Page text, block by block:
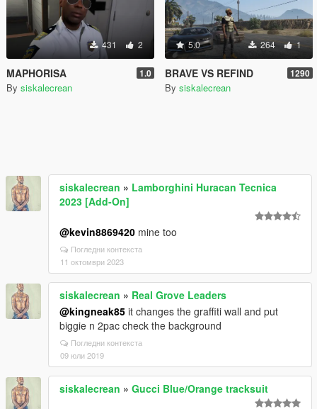
431 2
MAPHORISA 1.0
By siskalecrean
5.0 264 1
BRAVE VS REFIND 1290
By siskalecrean
siskalecrean » Lamborghini Huracan Tecnica
2023 [Add-On]
@kevin8869420 mine too
Погледни контекста
11 октомври 2023
siskalecrean » Real Grove Leaders
@kingneak85 it changes the graffiti wall and put
biggie n 2pac check the background
Погледни контекста
09 юли 2019
siskalecrean » Gucci Blue/Orange tracksuit